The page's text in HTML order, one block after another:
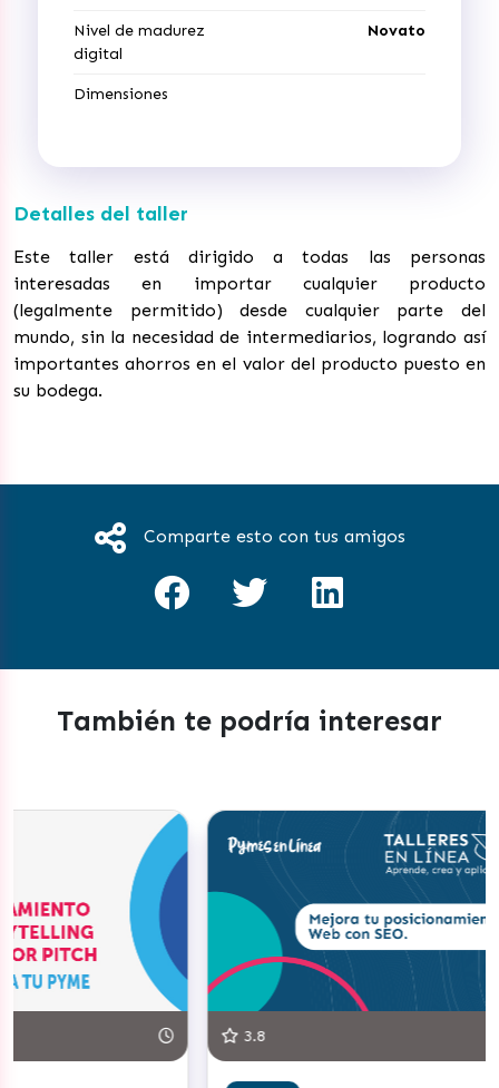
Nivel de madurez
digital
Novato
Dimensiones
Detalles del taller
Este taller está dirigido a todas las personas
interesadas en importar cualquier producto
(legalmente permitido) desde cualquier parte del
mundo, sin la necesidad de intermediarios, logrando así
importantes ahorros en el valor del producto puesto en
su bodega.
Comparte esto con tus amigos
También te podría interesar
3.8